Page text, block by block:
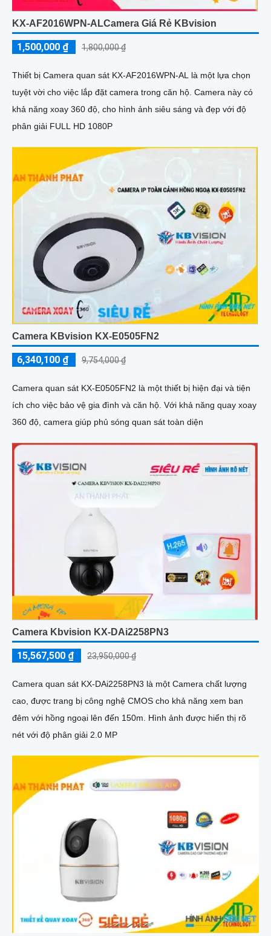
KX-AF2016WPN-ALCamera Giá Rẻ KBvision
1,500,000 ₫ 1,800,000 ₫
Thiết bị Camera quan sát KX-AF2016WPN-AL là một lựa chọn
tuyệt vời cho việc lắp đặt camera trong căn hộ. Camera này có
khả năng xoay 360 độ, cho hình ảnh siêu sáng và đẹp với độ
phân giải FULL HD 1080P
Camera KBvision KX-E0505FN2
6,340,100 ₫ 9,754,000 ₫
Camera quan sát KX-E0505FN2 là một thiết bị hiện đại và tiện
ích cho việc bảo vệ gia đình và căn hộ. Với khả năng quay xoay
360 độ, camera giúp phủ sóng quan sát toàn diện
Camera Kbvision KX-DAi2258PN3
15,567,500 ₫ 23,950,000 ₫
Camera quan sát KX-DAi2258PN3 là một Camera chất lượng
cao, được trang bị công nghệ CMOS cho khả năng xem ban
đêm với hồng ngoại lên đến 150m. Hình ảnh được hiển thị rõ
nét với độ phân giải 2.0 MP